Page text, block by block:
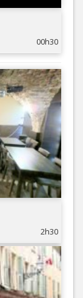
00h30
2h30